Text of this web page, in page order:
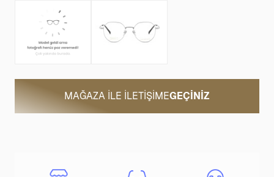
MAĞAZA ILE İLETIŞIMEGEÇINIZ